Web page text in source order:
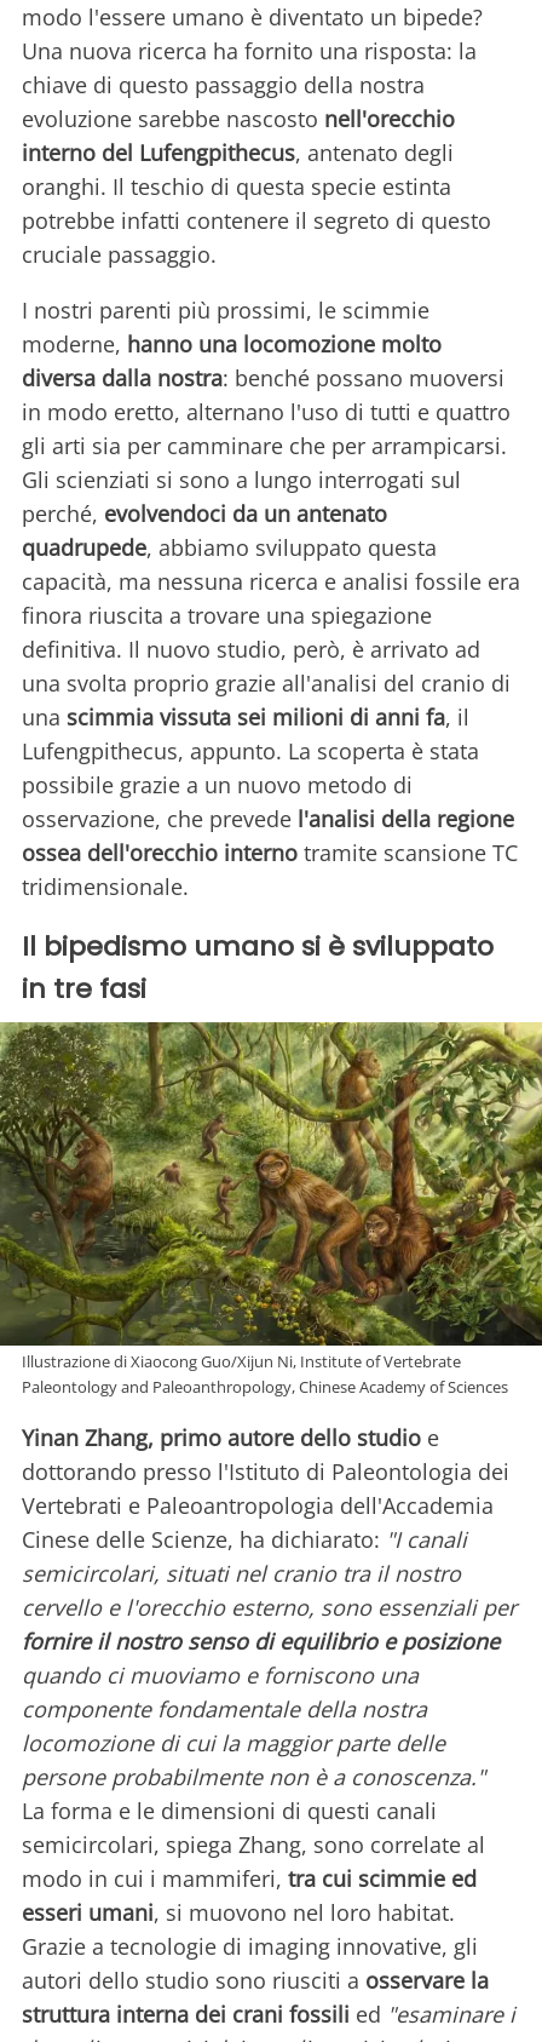
modo l'essere umano è diventato un bipede?
Una nuova ricerca ha fornito una risposta: la
chiave di questo passaggio della nostra
evoluzione sarebbe nascosto nell'orecchio
interno del Lufengpithecus, antenato degli
oranghi. Il teschio di questa specie estinta
potrebbe infatti contenere il segreto di questo
cruciale passaggio.
I nostri parenti più prossimi, le scimmie
moderne, hanno una locomozione molto
diversa dalla nostra: benché possano muoversi
in modo eretto, alternano l'uso di tutti e quattro
gli arti sia per camminare che per arrampicarsi.
Gli scienziati si sono a lungo interrogati sul
perché, evolvendoci da un antenato
quadrupede, abbiamo sviluppato questa
capacità, ma nessuna ricerca e analisi fossile era
finora riuscita a trovare una spiegazione
definitiva. Il nuovo studio, però, è arrivato ad
una svolta proprio grazie all'analisi del cranio di
una scimmia vissuta sei milioni di anni fa, il
Lufengpithecus, appunto. La scoperta è stata
possibile grazie a un nuovo metodo di
osservazione, che prevede l'analisi della regione
ossea dell'orecchio interno tramite scansione TC
tridimensionale.
Il bipedismo umano si è sviluppato
in tre fasi
Illustrazione di Xiaocong Guo/Xijun Ni, Institute of Vertebrate
Paleontology and Paleoanthropology, Chinese Academy of Sciences
Yinan Zhang, primo autore dello studio e
dottorando presso l'Istituto di Paleontologia dei
Vertebrati e Paleoantropologia dell'Accademia
Cinese delle Scienze, ha dichiarato: "I canali
semicircolari, situati nel cranio tra il nostro
cervello e l'orecchio esterno, sono essenziali per
fornire il nostro senso di equilibrio e posizione
quando ci muoviamo e forniscono una
componente fondamentale della nostra
locomozione di cui la maggior parte delle
persone probabilmente non è a conoscenza."
La forma e le dimensioni di questi canali
semicircolari, spiega Zhang, sono correlate al
modo in cui i mammiferi, tra cui scimmie ed
esseri umani, si muovono nel loro habitat.
Grazie a tecnologie di imaging innovative, gli
autori dello studio sono riusciti a osservare la
struttura interna dei crani fossili ed "esaminare i